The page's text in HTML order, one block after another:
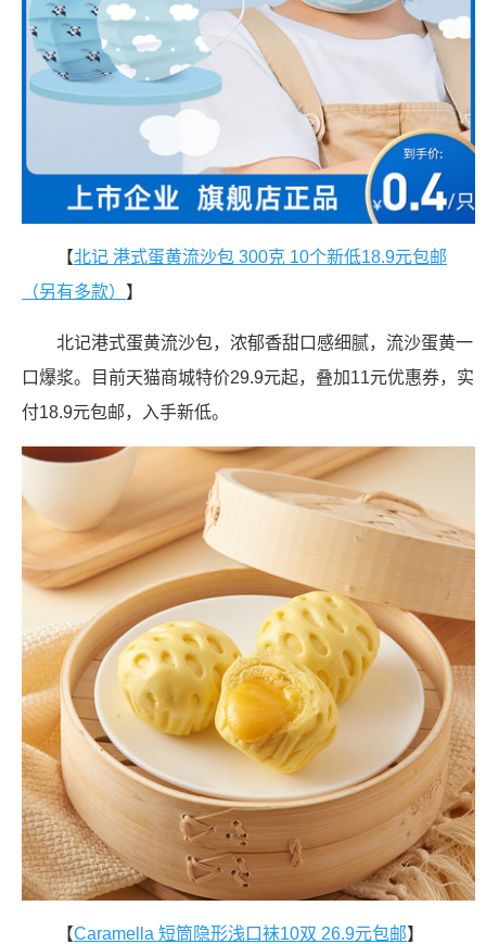
【北记 港式蛋黄流沙包 300克 10个新低18.9元包邮
（另有多款） 】
北记港式蛋黄流沙包，浓郁香甜口感细腻，流沙蛋黄一
口爆浆。目前天猫商城特价29.9元起，叠加11元优惠券，实
付18.9元包邮，入手新低。
【Caramella 短筒隐形浅口袜10双 26.9元包邮】